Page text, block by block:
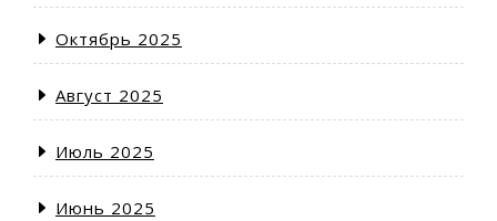
Октябрь 2025
Август 2025
Июль 2025
Июнь 2025